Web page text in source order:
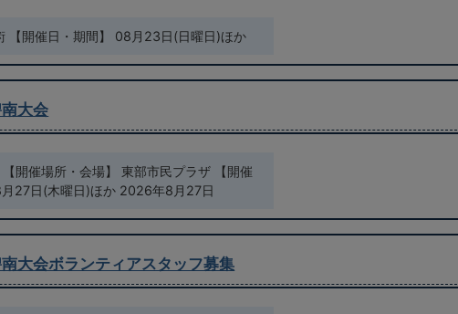
【開催日・期間】 08月23日(日曜日)ほか
大会
【開催場所・会場】 東部市民プラザ 【開催
27日(木曜日)ほか 2026年8月27日
大会ボランティアスタッフ募集